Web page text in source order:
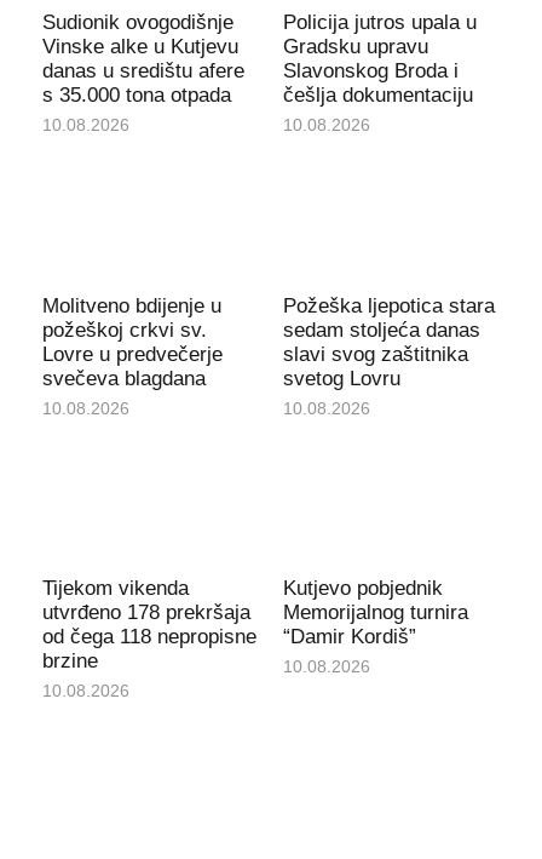
Sudionik ovogodišnje
Vinske alke u Kutjevu
danas u središtu afere
s 35.000 tona otpada
10.08.2026
Policija jutros upala u
Gradsku upravu
Slavonskog Broda i
češlja dokumentaciju
10.08.2026
Molitveno bdijenje u
požeškoj crkvi sv.
Lovre u predvečerje
svečeva blagdana
10.08.2026
Požeška ljepotica stara
sedam stoljeća danas
slavi svog zaštitnika
svetog Lovru
10.08.2026
Tijekom vikenda
utvrđeno 178 prekršaja
od čega 118 nepropisne
brzine
10.08.2026
Kutjevo pobjednik
Memorijalnog turnira
“Damir Kordiš”
10.08.2026